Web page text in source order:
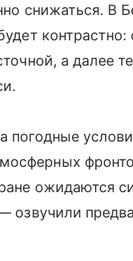
снижаться. В
контрастно:
а далее
погодные
ожидаются
озвучили